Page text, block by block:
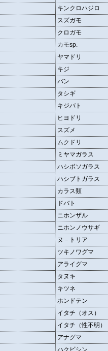
キンクロハジロ
スズガモ
クロガモ
カモsp.
ヤマドリ
キジ
バン
タシギ
キジバト
ヒヨドリ
スズメ
ムクドリ
ミヤマガラス
ハシボソガラス
ハシブトガラス
カラス類
ドバト
ニホンザル
ニホンノウサギ
ヌ－トリア
ツキノワグマ
アライグマ
タヌキ
キツネ
ホンドテン
イタチ（オス）
イタチ（性不明）
アナグマ
ハクビシン